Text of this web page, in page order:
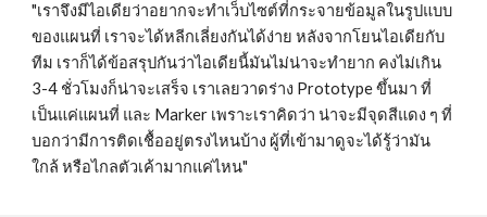
"เราจึงมีไอเดียว่าอยากจะทำเว็บไซต์ที่กระจายข้อมูลในรูปแบบ
ของแผนที่ เราจะได้หลีกเลี่ยงกันได้ง่าย หลังจากโยนไอเดียกับ
ทีม เราก็ได้ข้อสรุปกันว่าไอเดียนี้มันไม่น่าจะทำยาก คงไม่เกิน
3-4 ชั่วโมงก็น่าจะเสร็จ เราเลยวาดร่าง Prototype ขึ้นมา ที่
เป็นแค่แผนที่ และ Marker เพราะเราคิดว่า น่าจะมีจุดสีแดง ๆ ที่
บอกว่ามีการติดเชื้ออยู่ตรงไหนบ้าง ผู้ที่เข้ามาดูจะได้รู้ว่ามัน
ใกล้ หรือไกลตัวเค้ามากแค่ไหน"